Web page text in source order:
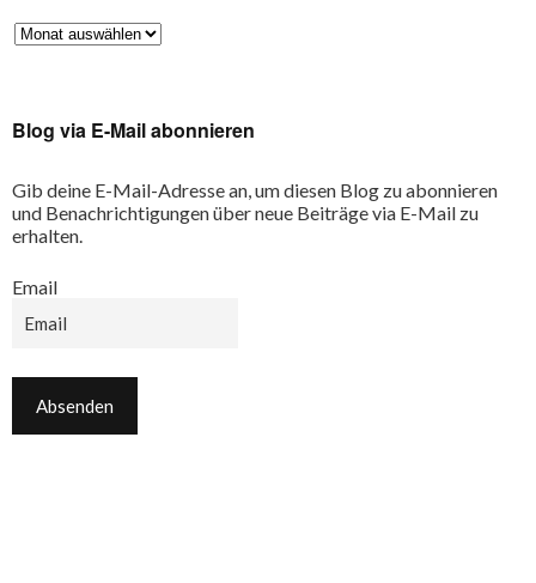
Blog via E-Mail abonnieren
Gib deine E-Mail-Adresse an, um diesen Blog zu abonnieren
und Benachrichtigungen über neue Beiträge via E-Mail zu
erhalten.
Email